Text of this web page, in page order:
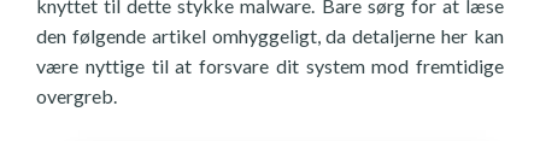
knyttet til dette stykke malware. Bare sørg for at læse
den følgende artikel omhyggeligt, da detaljerne her kan
være nyttige til at forsvare dit system mod fremtidige
overgreb.